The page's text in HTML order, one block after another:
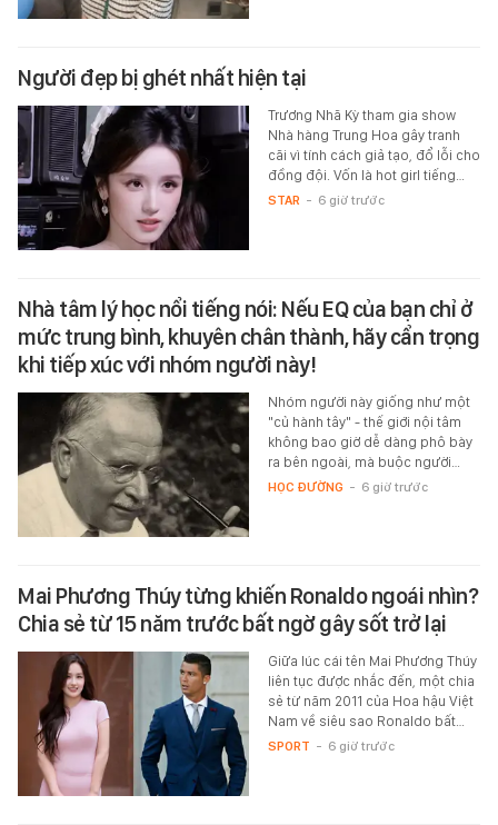
Người đẹp bị ghét nhất hiện tại
Trương Nhã Kỳ tham gia show
Nhà hàng Trung Hoa gây tranh
cãi vì tính cách giả tạo, đổ lỗi cho
đồng đội. Vốn là hot girl tiếng…
STAR - 6 giờ trước
Nhà tâm lý học nổi tiếng nói: Nếu EQ của bạn chỉ ở
mức trung bình, khuyên chân thành, hãy cẩn trọng
khi tiếp xúc với nhóm người này!
Nhóm người này giống như một
"củ hành tây" - thế giới nội tâm
không bao giờ dễ dàng phô bày
ra bên ngoài, mà buộc người…
HỌC ĐƯỜNG - 6 giờ trước
Mai Phương Thúy từng khiến Ronaldo ngoái nhìn?
Chia sẻ từ 15 năm trước bất ngờ gây sốt trở lại
Giữa lúc cái tên Mai Phương Thúy
liên tục được nhắc đến, một chia
sẻ từ năm 2011 của Hoa hậu Việt
Nam về siêu sao Ronaldo bất…
SPORT - 6 giờ trước